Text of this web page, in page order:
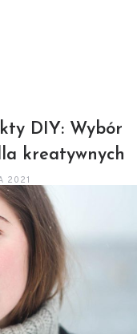
DIY: Wybór
kreatywnych
2021